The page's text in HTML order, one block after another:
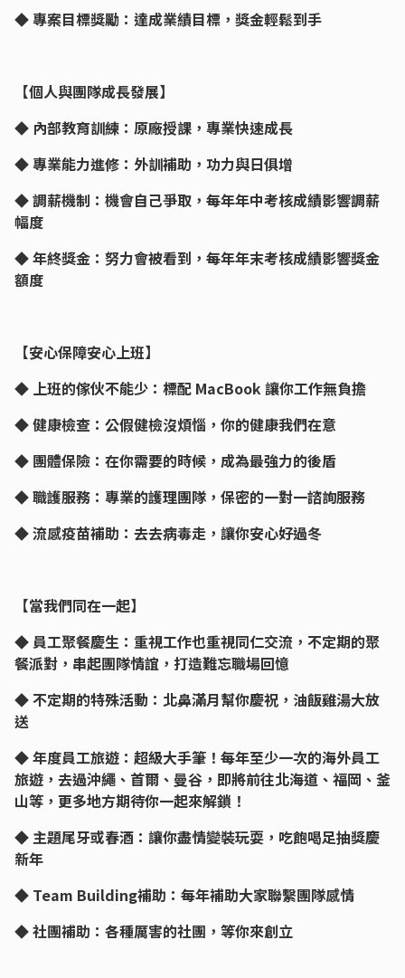
◆ 專案目標獎勵：達成業績目標，獎金輕鬆到手
【個人與團隊成長發展】
◆ 內部教育訓練：原廠授課，專業快速成長
◆ 專業能力進修：外訓補助，功力與日俱增
◆ 調薪機制：機會自己爭取，每年年中考核成績影響調薪
幅度
◆ 年終獎金：努力會被看到，每年年末考核成績影響獎金
額度
【安心保障安心上班】
◆ 上班的傢伙不能少：標配 MacBook 讓你工作無負擔
◆ 健康檢查：公假健檢沒煩惱，你的健康我們在意
◆ 團體保險：在你需要的時候，成為最強力的後盾
◆ 職護服務：專業的護理團隊，保密的一對一諮詢服務
◆ 流感疫苗補助：去去病毒走，讓你安心好過冬
【當我們同在一起】
◆ 員工聚餐慶生：重視工作也重視同仁交流，不定期的聚
餐派對，串起團隊情誼，打造難忘職場回憶
◆ 不定期的特殊活動：北鼻滿月幫你慶祝，油飯雞湯大放
送
◆ 年度員工旅遊：超級大手筆！每年至少一次的海外員工
旅遊，去過沖繩、首爾、曼谷，即將前往北海道、福岡、釜
山等，更多地方期待你一起來解鎖！
◆ 主題尾牙或春酒：讓你盡情變裝玩耍，吃飽喝足抽獎慶
新年
◆ Team Building補助：每年補助大家聯繫團隊感情
◆ 社團補助：各種厲害的社團，等你來創立